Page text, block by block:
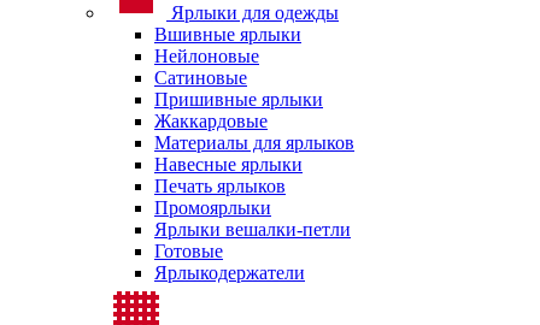
Ярлыки для одежды
Вшивные ярлыки
Нейлоновые
Сатиновые
Пришивные ярлыки
Жаккардовые
Материалы для ярлыков
Навесные ярлыки
Печать ярлыков
Промоярлыки
Ярлыки вешалки-петли
Готовые
Ярлыкодержатели